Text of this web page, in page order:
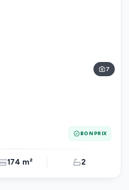
7
BON PRIX
174 m² 2